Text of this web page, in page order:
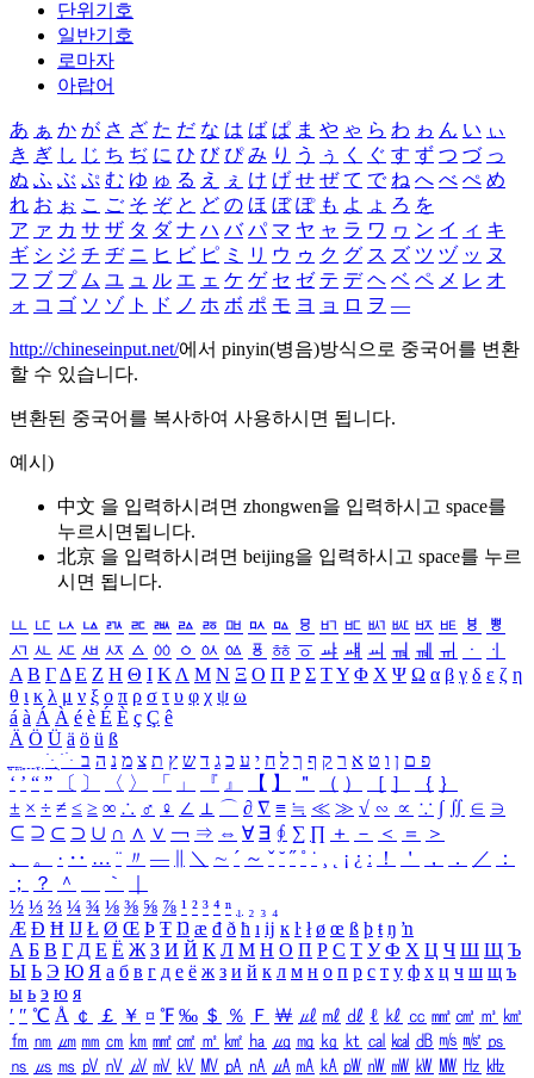
단위기호
일반기호
로마자
아랍어
あ ぁ か が さ ざ た だ な は ば ぱ ま や ゃ ら わ ゎ ん い ぃ
き ぎ し じ ち ぢ に ひ び ぴ み り う ぅ く ぐ す ず つ づ っ
ぬ ふ ぶ ぷ む ゆ ゅ る え ぇ け げ せ ぜ て で ね へ べ ぺ め
れ お ぉ こ ご そ ぞ と ど の ほ ぼ ぽ も よ ょ ろ を
ア ァ カ サ ザ タ ダ ナ ハ バ パ マ ヤ ャ ラ ワ ヮ ン イ ィ キ
ギ シ ジ チ ヂ ニ ヒ ビ ピ ミ リ ウ ゥ ク グ ス ズ ツ ヅ ッ ヌ
フ ブ プ ム ユ ュ ル エ ェ ケ ゲ セ ゼ テ デ ヘ ベ ペ メ レ オ
ォ コ ゴ ソ ゾ ト ド ノ ホ ボ ポ モ ヨ ョ ロ ヲ ―
http://chineseinput.net/에서 pinyin(병음)방식으로 중국어를 변환
할 수 있습니다.
변환된 중국어를 복사하여 사용하시면 됩니다.
예시)
中文 을 입력하시려면 zhongwen을 입력하시고 space를
누르시면됩니다.
北京 을 입력하시려면 beijing을 입력하시고 space를 누르
시면 됩니다.
ㅥ ㅦ ㅧ ㅨ ㅩ ㅪ ㅫ ㅬ ㅭ ㅮ ㅯ ㅰ ㅱ ㅲ ㅳ ㅴ ㅵ ㅶ ㅷ ㅸ
ㅹ
ㅺ ㅻ ㅼ ㅽ ㅾ ㅿ ㆀ ㆁ ㆂ ㆃ ㆄ ㆅ ㆆ ㆇ ㆈ ㆉ ㆊ ㆋ ㆌ ㆍ
ㆎ
Α Β ΓΔ Ε Ζ Η Θ Ι ΚΛ Μ Ν Ξ Ο Π Ρ Σ ΤΥ Φ Χ Ψ Ω α β γ δ ε ζ η
θ ι κ λ μ ν ξ ο π ρ σ τ υ φ χ ψ ω
á à Á À é è É È ç Ç ê
Ä Ö Ü ä ö ü ß
ִֶֹ ֻּ ׁׂ פ ם ן ו ט א ר ק ף ך ל ח י ע כ ג ד ש ץ ת צ מ נ ה ב
‘ ’ “ ” 〔 〕 〈 〉 「 」 『 』 【 】 ＂ （ ） ［ ］ ｛ ｝
± × ÷ ≠ ≤ ≥ ∞ ∴ ♂ ♀ ∠ ⊥ ⌒ ∂ ∇ ≡ ≒ ≪ ≫ √ ∽ ∝ ∵ ∫ ∬ ∈ ∋
⊆ ⊇ ⊂ ⊃ ∪ ∩ ∧ ∨ ￢ ⇒ ⇔ ∀ ∃ ∮ ∑ ∏ ＋ － ＜ ＝
＞
、
。 · ‥ … ¨ 〃 ― ＼ ∼ ´ ～ ˇ ˘ ˝ ˚ ˙ ¸ ¡ ¿ ː ！ ＇ ， ． ／
：
；
？ ＾ ｀
½ ⅓ ⅔ ¼ ¾ ⅛ ⅜ ⅝ ⅞ ¹ ² ³ ⁴ ⁿ ₁ ₂ ₃ ₄
Æ Ð Ħ Ĳ Ł Ø Œ Þ Ŧ Ŋ æ đ ð ħ ı ĳ ĸ ŀ ł ø œ ß þ ŧ ŋ ŉ
А Б В Г Д Е Ё Ж З И Й К Л М Н О П Р С Т У Ф Х Ц Ч Ш Щ Ъ
Ы Ь Э Ю Я а б в г д е ё ж з и й к л м н о п р с т у ф х ц ч ш щ ъ
ы ь э ю я
′ ″ ℃ Å ￠ ￡ ￥ ¤ ℉ ‰ ＄ ％ Ｆ ￦ ㎕ ㎖ ㎗ ℓ ㎘ ㏄ ㎣ ㎤ ㎥ ㎦
㎙ ㎚ ㎛ ㎜ ㎝ ㎞ ㎟ ㎠ ㎡ ㎢ ㏊ ㎍ ㎎ ㎏ ㏏ ㎈ ㎉ ㏈ ㎧ ㎨ ㎰
㎱ ㎲ ㎳ ㎴ ㎵ ㎶ ㎷ ㎸ ㎹ ㎀ ㎁ ㎂ ㎃ ㎄ ㎺ ㎻ ㎽ ㎾ ㎿ ㎐ ㎑